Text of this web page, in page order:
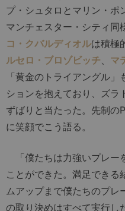
プ・シュタロとマリン・ポ
マンチェスター・シティ同
コ・クバルディオルは積極
ルセロ・ブロゾビッチ
マ
「黄金のトライアングル
ションを抱えており、ズラ
ずばりと当たった。先制の
に笑顔でこう語る。
「僕たちは力強いプレー
ことができた。満足できる
ムアップまで僕たちのプレ
の取り決めはすべて実行し